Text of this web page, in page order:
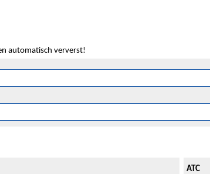
automatisch ververst!
ATC